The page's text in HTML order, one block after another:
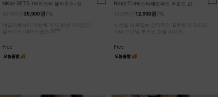
NK62-SETS-18/아스타 블라우스+팬츠
7%
39,900원
데일리룩부터 여행룩 까지,린넨 터치감의
블라우스+와이드팬츠 SET
Free
NK62-TI-89/스타레오파드 라운드 반팔
7%
12,930원
시선을 사로잡는 감각적인 프린팅 레오파드
스타 프린팅 루즈핏 반팔 티셔츠
Free